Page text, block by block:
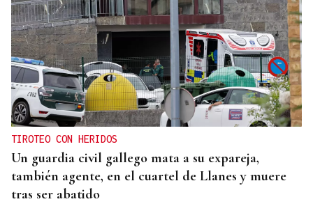
TIROTEO CON HERIDOS
Un guardia civil gallego mata a su expareja,
también agente, en el cuartel de Llanes y muere
tras ser abatido